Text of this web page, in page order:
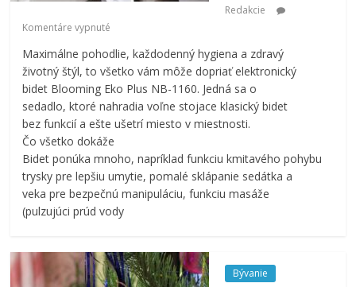
Redakcie
Komentáre vypnuté
Maximálne pohodlie, každodenný hygiena a zdravý
životný štýl, to všetko vám môže dopriať elektronický
bidet Blooming Eko Plus NB-1160. Jedná sa o
sedadlo, ktoré nahradia voľne stojace klasický bidet
bez funkcií a ešte ušetrí miesto v miestnosti.
Čo všetko dokáže
Bidet ponúka mnoho, napríklad funkciu kmitavého pohybu
trysky pre lepšiu umytie, pomalé sklápanie sedátka a
veka pre bezpečnú manipuláciu, funkciu masáže
(pulzujúci prúd vody
Bývanie